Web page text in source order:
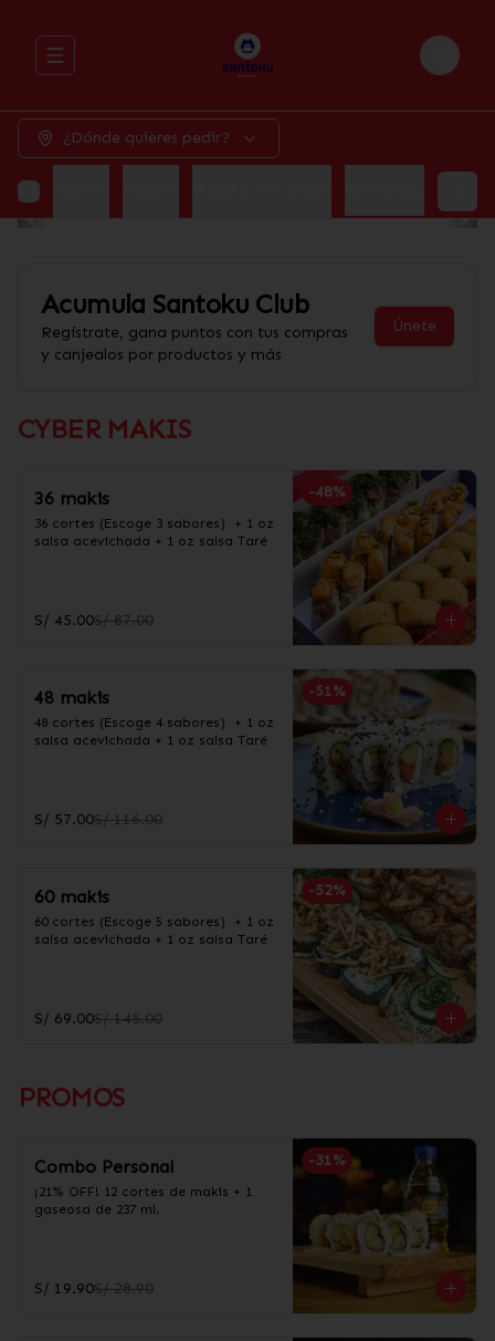
Abrir menu de navegación Login
¿Dónde quieres pedir?
Acumula Santoku Club
Regístrate, gana puntos con tus compras
y canjealos por productos y más
Únete
CYBER MAKIS
-48%
36 makis
36 cortes (Escoge 3 sabores)  + 1 oz
salsa acevichada + 1 oz salsa Taré
S/ 45.00S/ 87.00
-51%
48 makis
48 cortes (Escoge 4 sabores)  + 1 oz
salsa acevichada + 1 oz salsa Taré
S/ 57.00S/ 116.00
-52%
60 makis
60 cortes (Escoge 5 sabores)  + 1 oz
salsa acevichada + 1 oz salsa Taré
S/ 69.00S/ 145.00
PROMOS
-31%
Combo Personal
¡21% OFF! 12 cortes de makis + 1
gaseosa de 237 ml.
S/ 19.90S/ 28.90